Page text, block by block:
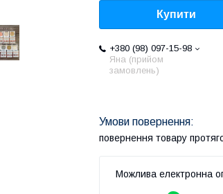
Купити
+380 (98) 097-15-98
Яна (прийом
замовлень)
повернення товару